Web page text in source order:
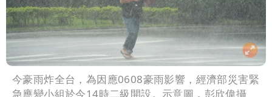
今豪雨炸全台，為因應0608豪雨影響，經濟部災害緊
急應變小組於今14時二級開設。示意圖，彭欣偉攝